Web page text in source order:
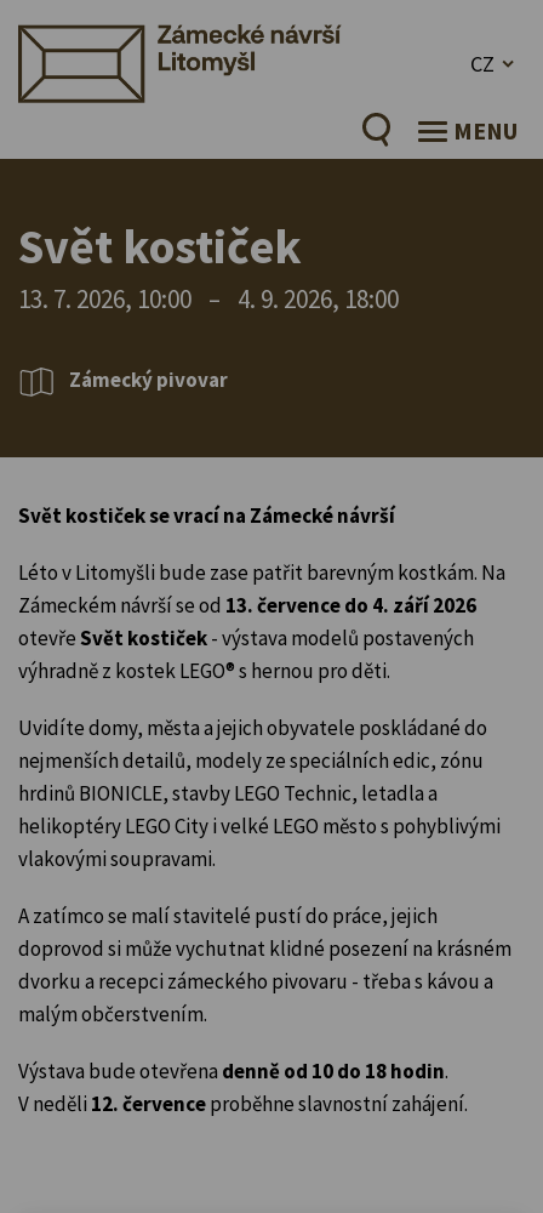
CZ
MENU
Svět kostiček
13. 7. 2026, 10:00 – 4. 9. 2026, 18:00
Zámecký pivovar
Svět kostiček se vrací na Zámecké návrší
Léto v Litomyšli bude zase patřit barevným kostkám. Na
Zámeckém návrší se od 13. července do 4. září 2026
otevřeSvět kostiček- výstava modelů postavených
výhradně z kostek LEGO® s hernou pro děti.
Uvidíte domy, města a jejich obyvatele poskládané do
nejmenších detailů, modely ze speciálních edic, zónu
hrdinů BIONICLE, stavby LEGO Technic, letadla a
helikoptéry LEGO City i velké LEGO město s pohyblivými
vlakovými soupravami.
A zatímco se malí stavitelé pustí do práce, jejich
doprovod si může vychutnat klidné posezení na krásném
dvorku a recepci zámeckého pivovaru - třeba s kávou a
malým občerstvením.
Výstava bude otevřena denně od 10 do 18 hodin.
V neděli 12. červenceproběhne slavnostní zahájení.